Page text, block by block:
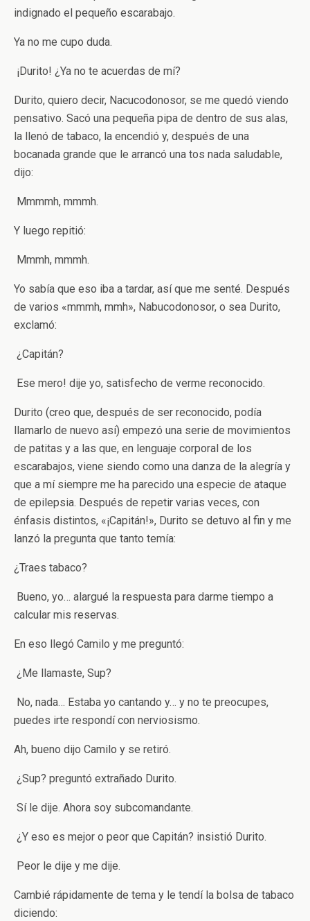
indignado el pequeño escarabajo.
Ya no me cupo duda.
­ ¡Durito! ¿Ya no te acuerdas de mí?
Durito, quiero decir, Nacucodonosor, se me quedó viendo
pensativo. Sacó una pequeña pipa de dentro de sus alas,
la llenó de tabaco, la encendió y, después de una
bocanada grande que le arrancó una tos nada saludable,
dijo:
­ Mmmmh, mmmh.
Y luego repitió:
­ Mmmh, mmmh.
Yo sabía que eso iba a tardar, así que me senté. Después
de varios «mmmh, mmh», Nabucodonosor, o sea Durito,
exclamó:
­ ¿Capitán?
­ Ese mero! ­dije yo, satisfecho de verme reconocido.
Durito (creo que, después de ser reconocido, podía
llamarlo de nuevo así) empezó una serie de movimientos
de patitas y a las que, en lenguaje corporal de los
escarabajos, viene siendo como una danza de la alegría y
que a mí siempre me ha parecido una especie de ataque
de epilepsia. Después de repetir varias veces, con
énfasis distintos, «¡Capitán!», Durito se detuvo al fin y me
lanzó la pregunta que tanto temía:
­¿Traes tabaco?
­ Bueno, yo… ­alargué la respuesta para darme tiempo a
calcular mis reservas.
En eso llegó Camilo y me preguntó:
­ ¿Me llamaste, Sup?
­ No, nada… Estaba yo cantando y… y no te preocupes,
puedes irte ­respondí con nerviosismo.
­Ah, bueno ­dijo Camilo y se retiró.
­ ¿Sup? ­preguntó extrañado Durito.
­ Sí ­le dije­. Ahora soy subcomandante.
­ ¿Y eso es mejor o peor que Capitán? ­insistió Durito.
­ Peor ­le dije y me dije.
Cambié rápidamente de tema y le tendí la bolsa de tabaco
diciendo: